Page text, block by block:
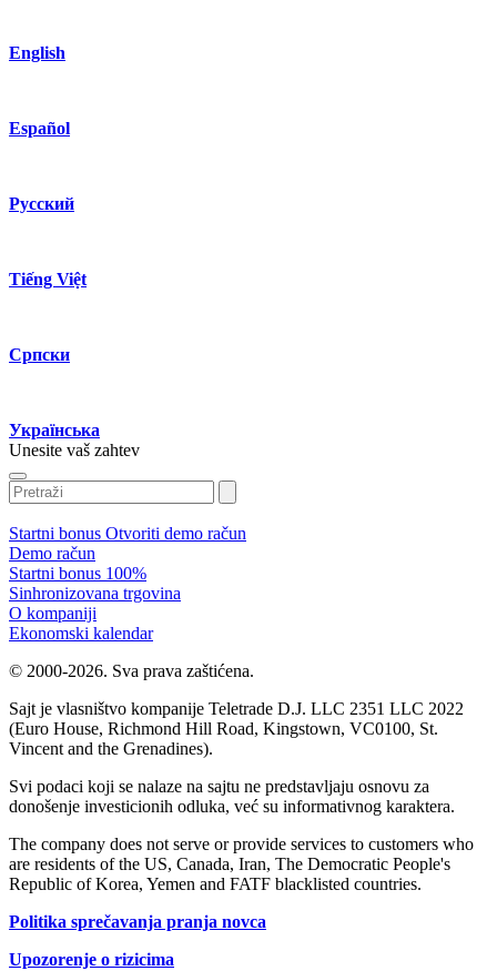
English
Español
Русский
Tiếng Việt
Српски
Українська
Unesite vaš zahtev
Startni bonus Otvoriti demo račun
Demo račun
Startni bonus 100%
Sinhronizovana trgovina
O kompaniji
Ekonomski kalendar
© 2000-2026. Sva prava zaštićena.
Sajt je vlasništvo kompanije Teletrade D.J. LLC 2351 LLC 2022
(Euro House, Richmond Hill Road, Kingstown, VC0100, St.
Vincent and the Grenadines).
Svi podaci koji se nalaze na sajtu ne predstavljaju osnovu za
donošenje investicionih odluka, već su informativnog karaktera.
The company does not serve or provide services to customers who
are residents of the US, Canada, Iran, The Democratic People's
Republic of Korea, Yemen and FATF blacklisted countries.
Politika sprečavanja pranja novca
Upozorenje o rizicima